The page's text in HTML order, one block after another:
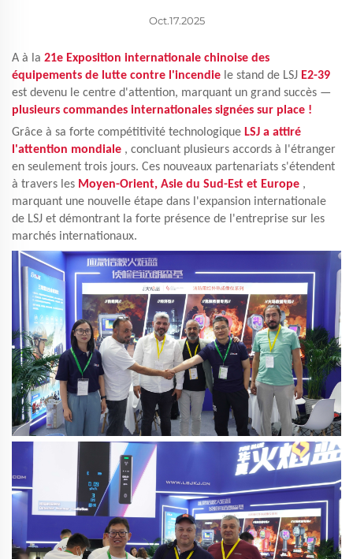
Oct.17.2025
A à la 21e Exposition internationale chinoise des
équipements de lutte contre l'incendie le stand de LSJ E2-39
est devenu le centre d'attention, marquant un grand succès —
plusieurs commandes internationales signées sur place !
Grâce à sa forte compétitivité technologique LSJ a attiré
l'attention mondiale , concluant plusieurs accords à l'étranger
en seulement trois jours. Ces nouveaux partenariats s'étendent
à travers les Moyen-Orient, Asie du Sud-Est et Europe ,
marquant une nouvelle étape dans l'expansion internationale
de LSJ et démontrant la forte présence de l'entreprise sur les
marchés internationaux.